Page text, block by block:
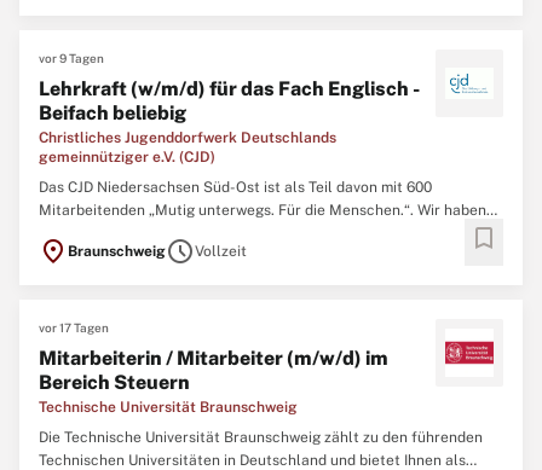
vor 9 Tagen
Lehrkraft (w/m/d) für das Fach Englisch -
Beifach beliebig
Christliches Jugenddorfwerk Deutschlands
gemeinnütziger e.V. (CJD)
Das CJD Niedersachsen Süd-Ost ist als Teil davon mit 600
Mitarbeitenden „Mutig unterwegs. Für die Menschen.“. Wir haben
erreichen und sie zu unterstützen, ihr Potenzial zu entfalten. Die
location_on BraunschweigscheduleVollzeit bookmark
vor 17 Tagen
Mitarbeiterin / Mitarbeiter (m/w/d) im
Bereich Steuern
Technische Universität Braunschweig
Die Technische Universität Braunschweig zählt zu den führenden
Technischen Universitäten in Deutschland und bietet Ihnen als